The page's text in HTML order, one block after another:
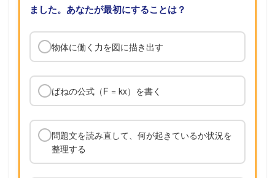
ました。あなたが最初にすることは？
物体に働く力を図に描き出す
ばねの公式（F = kx）を書く
問題文を読み直して、何が起きているか状況を
整理する